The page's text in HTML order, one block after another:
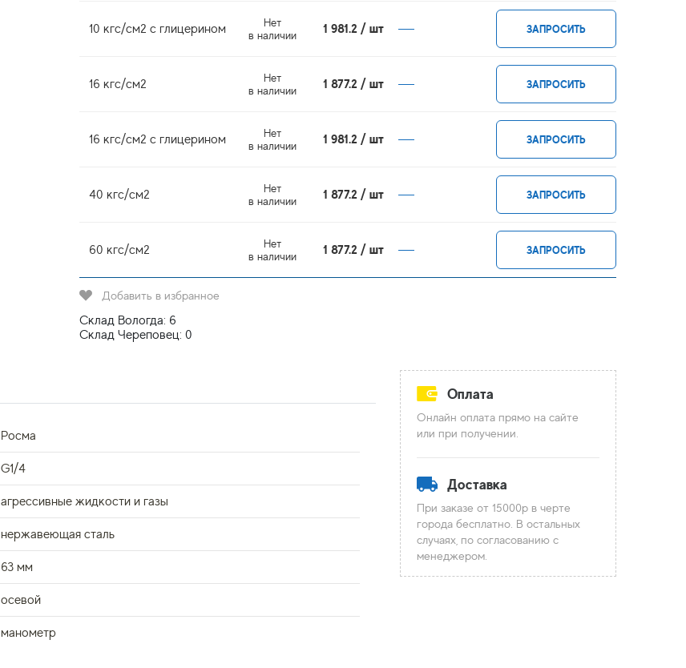
10 кгс/см2 с глицерином
Нет
в наличии
1 981.2 / шт ЗАПРОСИТЬ
16 кгс/см2
Нет
в наличии
1 877.2 / шт ЗАПРОСИТЬ
16 кгс/см2 с глицерином
Нет
в наличии
1 981.2 / шт ЗАПРОСИТЬ
40 кгс/см2
Нет
в наличии
1 877.2 / шт ЗАПРОСИТЬ
60 кгс/см2
Нет
в наличии
1 877.2 / шт ЗАПРОСИТЬ
Добавить в избранное
Склад Вологда: 6
Склад Череповец: 0
Росма
G1/4
агрессивные жидкости и газы
нержавеющая сталь
63 мм
осевой
манометр
Оплата
Онлайн оплата прямо на сайте
или при получении.
Доставка
При заказе от 15000р в черте
города бесплатно. В остальных
случаях, по согласованию с
менеджером.